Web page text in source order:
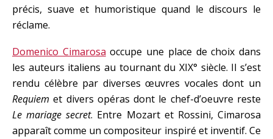
précis, suave et humoristique quand le discours le
réclame.
Domenico Cimarosa occupe une place de choix dans
les auteurs italiens au tournant du XIX° siècle. Il s’est
rendu célèbre par diverses œuvres vocales dont un
Requiem et divers opéras dont le chef-d’oeuvre reste
Le mariage secret. Entre Mozart et Rossini, Cimarosa
apparaît comme un compositeur inspiré et inventif. Ce